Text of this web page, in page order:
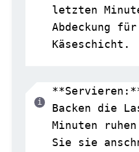
letzten
Abdeckung
Käseschicht.
Backen die
Minuten
Sie sie